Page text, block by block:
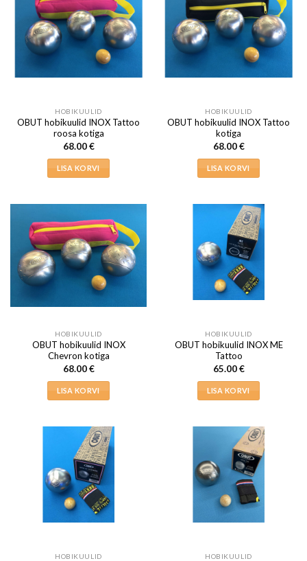
HOBIKUULID
OBUT hobikuulid INOX Tattoo
roosa kotiga
68.00€
LISA KORVI
HOBIKUULID
OBUT hobikuulid INOX Tattoo
kotiga
68.00€
LISA KORVI
HOBIKUULID
OBUT hobikuulid INOX
Chevron kotiga
68.00€
LISA KORVI
HOBIKUULID
OBUT hobikuulid INOX ME
Tattoo
65.00€
LISA KORVI
HOBIKUULID HOBIKUULID